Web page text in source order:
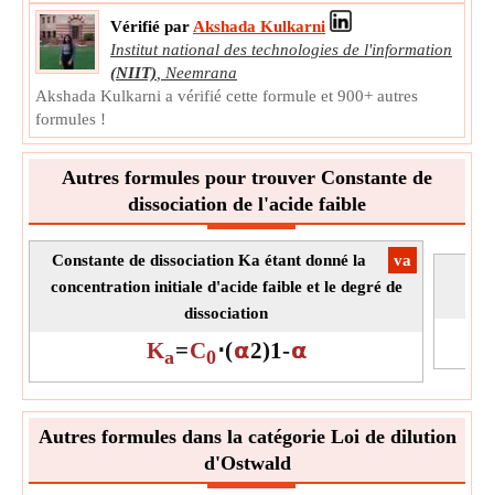
Concentration d'acide faible
La concentration d'acide faible est la concentration d'acide
faible produit qui se dissocie en ions hydrogène et anion.
Symbole: HA
Unité:mol/L
Note:La valeur peut être positive ou négative.
Vérifié par Akshada Kulkarni
Institut national des technologies de l'information
(NIIT)
Neemrana
Akshada Kulkarni a vérifié cette formule et 900+ autres
formules !
Autres formules pour trouver Constante de
dissociation de l'acide faible
​va
Constante de dissociation Ka étant donné la
concentration initiale d'acide faible et le degré de
dissociation
Ka=C0⋅(𝝰2)1-𝝰
Autres formules dans la catégorie Loi de dilution
d'Ostwald